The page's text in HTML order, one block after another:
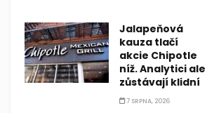
Jalapeňová
kauza tlačí
akcie Chipotle
níž. Analytici ale
zůstávají klidní
7 SRPNA, 2026